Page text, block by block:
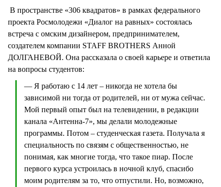
В пространстве «306 квадратов» в рамках федерального
проекта Росмолодежи «Диалог на равных» состоялась
встреча с омским дизайнером, предпринимателем,
создателем компании STAFF BROTHERS Анной
ДОЛГАНЕВОЙ. Она рассказала о своей карьере и ответила
на вопросы студентов:
— Я работаю с 14 лет – никогда не хотела бы
зависимой ни тогда от родителей, ни от мужа сейчас.
Мой первый опыт был на телевидении, в редакции
канала «Антенна-7», мы делали молодежные
программы. Потом – студенческая газета. Получала я
специальность по связям с общественностью, не
понимая, как многие тогда, что такое пиар. После
первого курса устроилась в ночной клуб, спасибо
моим родителям за то, что отпустили. Но, возможно,